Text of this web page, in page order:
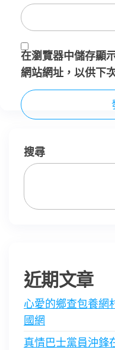
在瀏覽器中儲存顯
網站網址，以供下
搜尋
近期文章
心愛的鄉查包養
國網
真情巴士黨員沖鋒